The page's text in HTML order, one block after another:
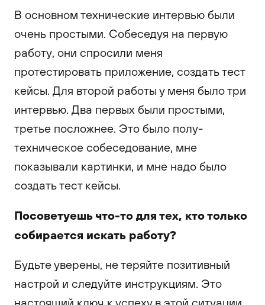
В основном технические интервью были
очень простыми. Собеседуя на первую
работу, они спросили меня
протестировать приложение, создать тест
кейсы. Для второй работы у меня было три
интервью. Два первых были простыми,
третье посложнее. Это было полу-
техническое собеседование, мне
показывали картинки, и мне надо было
создать тест кейсы.
Посоветуешь что-то для тех, кто только
собирается искать работу?
Будьте уверены, не теряйте позитивный
настрой и следуйте инструкциям. Это